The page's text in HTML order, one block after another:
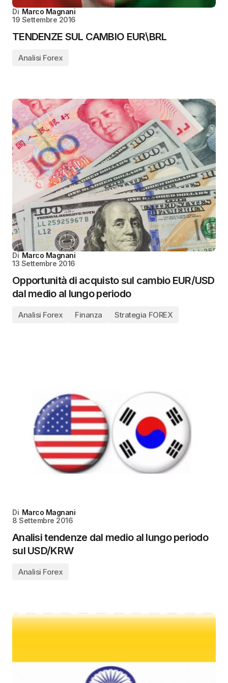
Di Marco Magnani
19 Settembre 2016
TENDENZE SUL CAMBIO EUR\BRL
Analisi Forex
Di Marco Magnani
13 Settembre 2016
Opportunità di acquisto sul cambio EUR/USD
dal medio al lungo periodo
Analisi Forex Finanza Strategia FOREX
Di Marco Magnani
8 Settembre 2016
Analisi tendenze dal medio al lungo periodo
sul USD/KRW
Analisi Forex